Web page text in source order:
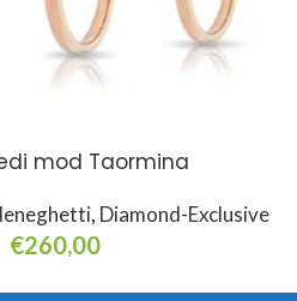
mod Taormina
, Diamond-Exclusive
€260,00